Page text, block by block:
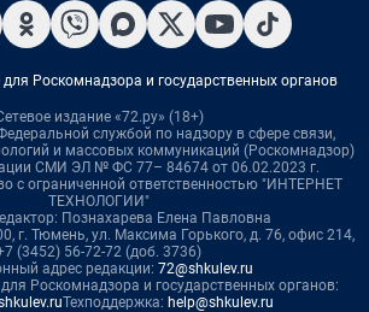
Роскомнадзора и государственных органов
издание «72.ру» (18+)
службой по надзору в сфере связи,
и массовых коммуникаций (Роскомнадзор)
СМИ ЭЛ № ФС 77– 84674 от 06.02.2023 г.
с ограниченной ответственностью "ИНТЕРНЕТ
ТЕХНОЛОГИИ"
Познахарева Елена Павловна
г. Тюмень, ул. Максима Горького, д. 76, офис 214,
(3452) 56-72-72 (доб. 3736)
адрес редакции: 72@shkulev.ru
Роскомнадзора и государственных органов:
Техподдержка: help@shkulev.ru